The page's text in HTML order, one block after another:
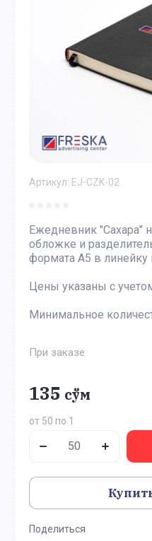
Артикул: EJ-CZK-02
Ежедневник "Сахара"
обложке и
формата А5 в линейку
Цены указаны с
Минимальное
При заказе
135 сўм
от 50 по 1
Поделиться